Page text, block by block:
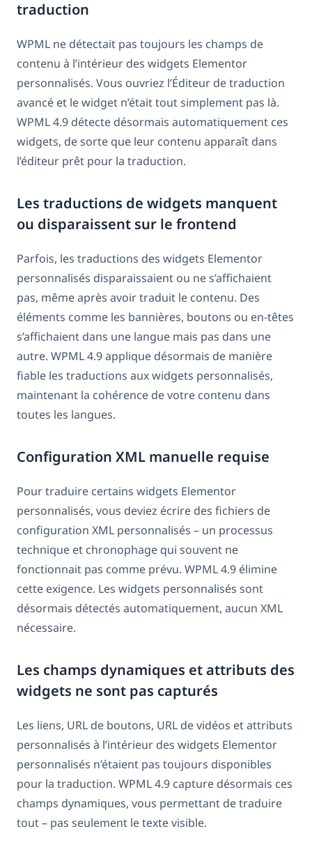
traduction
WPML ne détectait pas toujours les champs de
contenu à l’intérieur des widgets Elementor
personnalisés. Vous ouvriez l’Éditeur de traduction
avancé et le widget n’était tout simplement pas là.
WPML 4.9 détecte désormais automatiquement ces
widgets, de sorte que leur contenu apparaît dans
l’éditeur prêt pour la traduction.
Les traductions de widgets manquent
ou disparaissent sur le frontend
Parfois, les traductions des widgets Elementor
personnalisés disparaissaient ou ne s’affichaient
pas, même après avoir traduit le contenu. Des
éléments comme les bannières, boutons ou en-têtes
s’affichaient dans une langue mais pas dans une
autre. WPML 4.9 applique désormais de manière
fiable les traductions aux widgets personnalisés,
maintenant la cohérence de votre contenu dans
toutes les langues.
Configuration XML manuelle requise
Pour traduire certains widgets Elementor
personnalisés, vous deviez écrire des fichiers de
configuration XML personnalisés – un processus
technique et chronophage qui souvent ne
fonctionnait pas comme prévu. WPML 4.9 élimine
cette exigence. Les widgets personnalisés sont
désormais détectés automatiquement, aucun XML
nécessaire.
Les champs dynamiques et attributs des
widgets ne sont pas capturés
Les liens, URL de boutons, URL de vidéos et attributs
personnalisés à l’intérieur des widgets Elementor
personnalisés n’étaient pas toujours disponibles
pour la traduction. WPML 4.9 capture désormais ces
champs dynamiques, vous permettant de traduire
tout – pas seulement le texte visible.